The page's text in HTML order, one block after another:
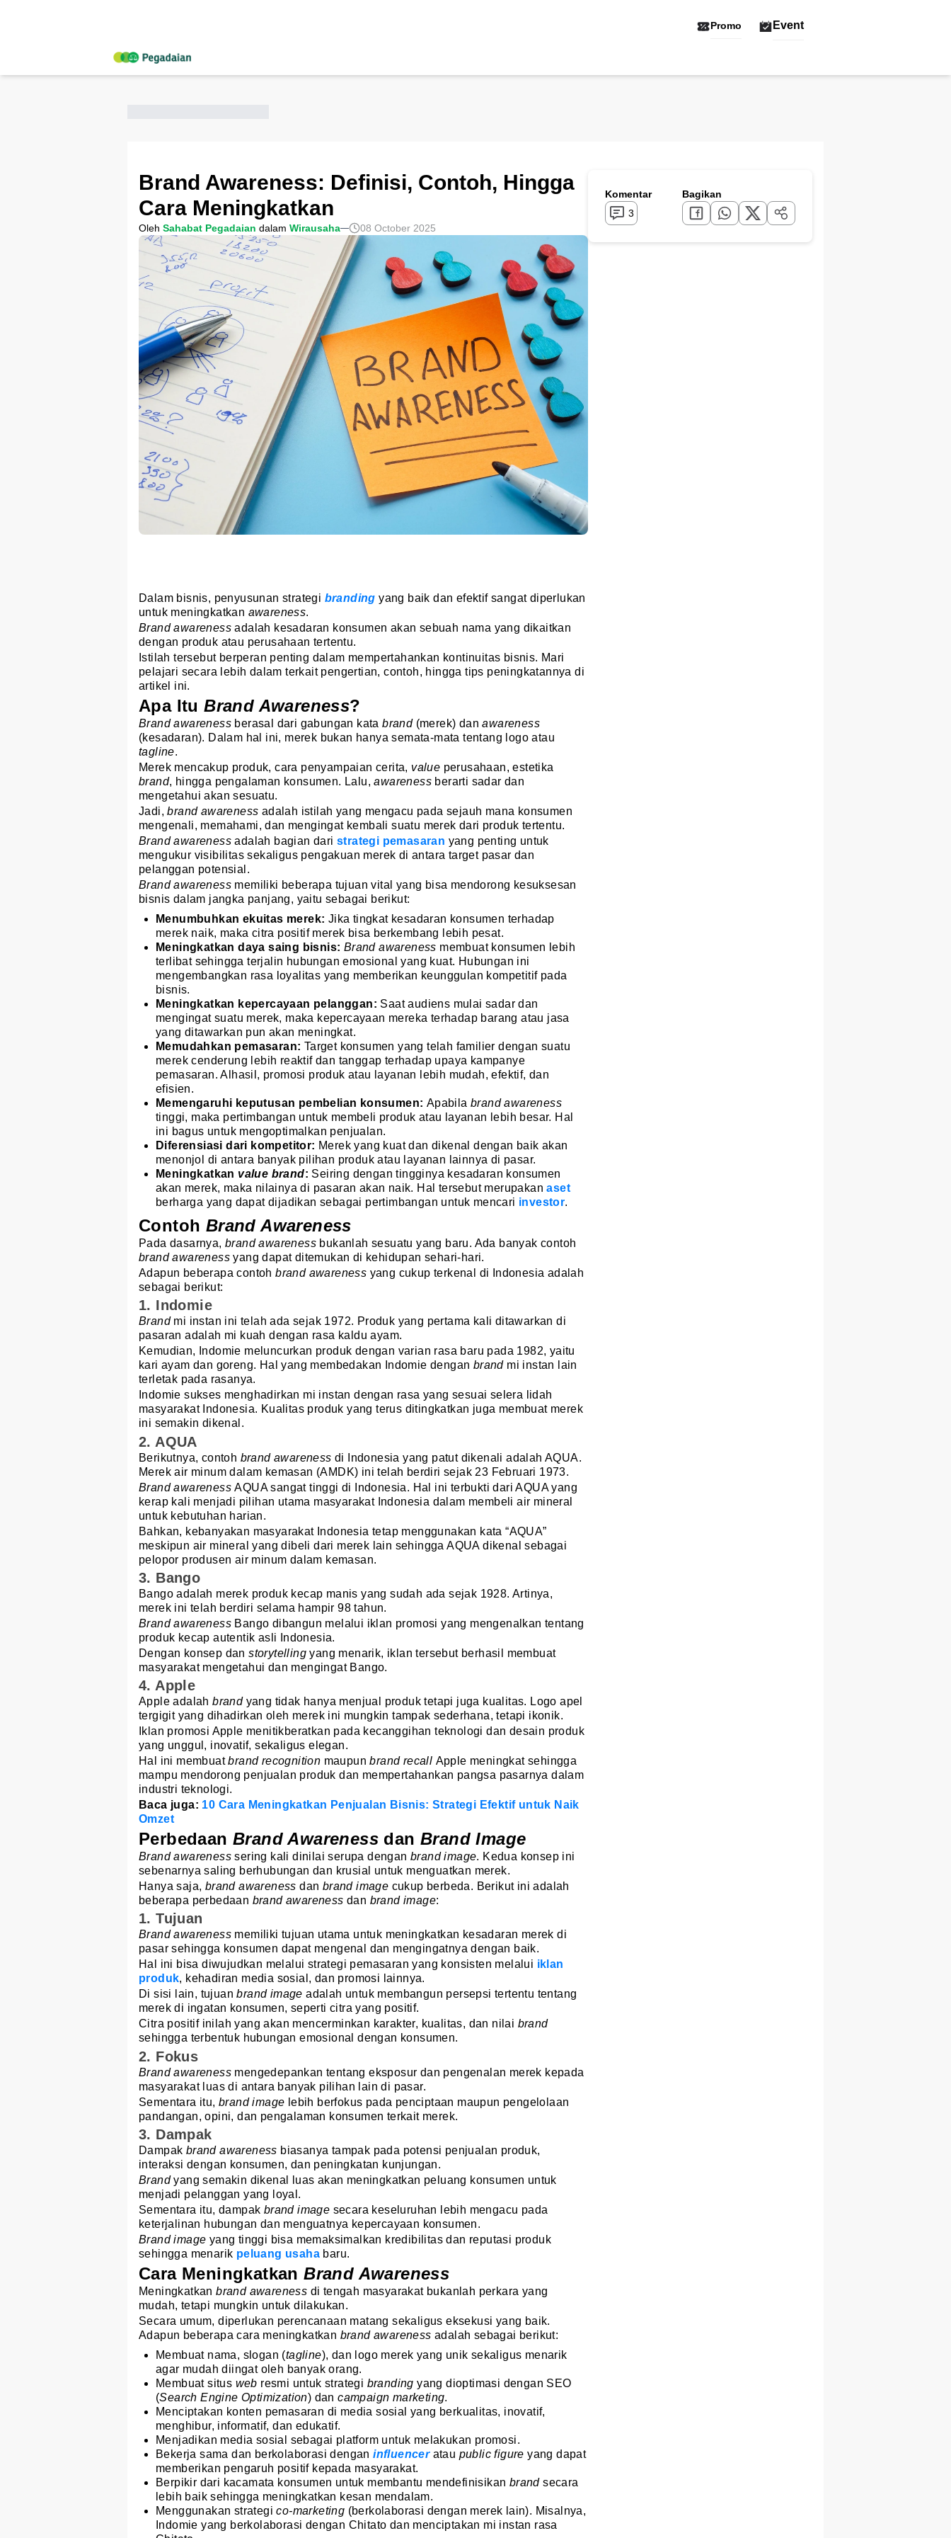
Promo Event
Brand Awareness: Definisi, Contoh, Hingga
Cara Meningkatkan
Oleh Sahabat Pegadaian dalam Wirausaha 08 October 2025
Dalam bisnis, penyusunan strategi branding yang baik dan efektif sangat diperlukan
untuk meningkatkan awareness.
Brand awarenessadalah kesadaran konsumen akan sebuah nama yang dikaitkan
dengan produk atau perusahaan tertentu.
Istilah tersebut berperan penting dalam mempertahankan kontinuitas bisnis. Mari
pelajari secara lebih dalam terkait pengertian, contoh, hingga tips peningkatannya di
artikel ini.
Apa ItuBrand Awareness?
Brand awareness berasal dari gabungan katabrand (merek) danawareness
(kesadaran). Dalam hal ini, merek bukan hanya semata-mata tentang logo atau
tagline.
Merek mencakup produk, cara penyampaian cerita, value perusahaan, estetika
brand, hingga pengalaman konsumen. Lalu,awareness berarti sadar dan
mengetahui akan sesuatu.
Jadi,brand awareness adalah istilah yang mengacu pada sejauh mana konsumen
mengenali, memahami, dan mengingat kembali suatu merek dari produk tertentu.
Brand awarenessadalah bagian daristrategi pemasaran yang penting untuk
mengukur visibilitas sekaligus pengakuan merek di antara target pasar dan
pelanggan potensial.
Brand awareness memiliki beberapa tujuan vital yang bisa mendorong kesuksesan
bisnis dalam jangka panjang, yaitu sebagai berikut:
Menumbuhkan ekuitas merek: Jika tingkat kesadaran konsumen terhadap
merek naik, maka citra positif merek bisa berkembang lebih pesat.
Meningkatkan daya saing bisnis: Brand awareness membuat konsumen lebih
terlibat sehingga terjalin hubungan emosional yang kuat. Hubungan ini
mengembangkan rasa loyalitas yang memberikan keunggulan kompetitif pada
bisnis.
Meningkatkan kepercayaan pelanggan: Saat audiens mulai sadar dan
mengingat suatu merek, maka kepercayaan mereka terhadap barang atau jasa
yang ditawarkan pun akan meningkat.
Memudahkan pemasaran: Target konsumen yang telah familier dengan suatu
merek cenderung lebih reaktif dan tanggap terhadap upaya kampanye
pemasaran. Alhasil, promosi produk atau layanan lebih mudah, efektif, dan
efisien.
Memengaruhi keputusan pembelian konsumen: Apabilabrand awareness
tinggi, maka pertimbangan untuk membeli produk atau layanan lebih besar. Hal
ini bagus untuk mengoptimalkan penjualan.
Diferensiasi dari kompetitor: Merek yang kuat dan dikenal dengan baik akan
menonjol di antara banyak pilihan produk atau layanan lainnya di pasar.
Meningkatkan value brand: Seiring dengan tingginya kesadaran konsumen
akan merek, maka nilainya di pasaran akan naik. Hal tersebut merupakanaset
berharga yang dapat dijadikan sebagai pertimbangan untuk mencari investor.
Contoh Brand Awareness
Pada dasarnya, brand awareness bukanlah sesuatu yang baru. Ada banyak contoh
brand awarenessyang dapat ditemukan di kehidupan sehari-hari.
Adapun beberapa contohbrand awareness yang cukup terkenal di Indonesia adalah
sebagai berikut:
1. Indomie
Brand mi instan ini telah ada sejak 1972. Produk yang pertama kali ditawarkan di
pasaran adalah mi kuah dengan rasa kaldu ayam.
Kemudian, Indomie meluncurkan produk dengan varian rasa baru pada 1982, yaitu
kari ayam dan goreng. Hal yang membedakan Indomie dengan brand mi instan lain
terletak pada rasanya.
Indomie sukses menghadirkan mi instan dengan rasa yang sesuai selera lidah
masyarakat Indonesia. Kualitas produk yang terus ditingkatkan juga membuat merek
ini semakin dikenal.
2. AQUA
Berikutnya, contoh brand awarenessdi Indonesia yang patut dikenali adalah AQUA.
Merek air minum dalam kemasan (AMDK) ini telah berdiri sejak 23 Februari 1973.
Brand awarenessAQUA sangat tinggi di Indonesia. Hal ini terbukti dari AQUA yang
kerap kali menjadi pilihan utama masyarakat Indonesia dalam membeli air mineral
untuk kebutuhan harian.
Bahkan, kebanyakan masyarakat Indonesia tetap menggunakan kata “AQUA”
meskipun air mineral yang dibeli dari merek lain sehingga AQUA dikenal sebagai
pelopor produsen air minum dalam kemasan.
3. Bango
Bango adalah merek produk kecap manis yang sudah ada sejak 1928. Artinya,
merek ini telah berdiri selama hampir 98 tahun.
Brand awareness Bango dibangun melalui iklan promosi yang mengenalkan tentang
produk kecap autentik asli Indonesia.
Dengan konsep danstorytellingyang menarik, iklan tersebut berhasil membuat
masyarakat mengetahui dan mengingat Bango.
4. Apple
Apple adalahbrand yang tidak hanya menjual produk tetapi juga kualitas. Logo apel
tergigit yang dihadirkan oleh merek ini mungkin tampak sederhana, tetapi ikonik.
Iklan promosi Apple menitikberatkan pada kecanggihan teknologi dan desain produk
yang unggul, inovatif, sekaligus elegan.
Hal ini membuatbrand recognition maupunbrand recall Apple meningkat sehingga
mampu mendorong penjualan produk dan mempertahankan pangsa pasarnya dalam
industri teknologi.
Baca juga: 10 Cara Meningkatkan Penjualan Bisnis: Strategi Efektif untuk Naik
Omzet
Perbedaan Brand Awareness dan Brand Image
Brand awarenesssering kali dinilai serupa denganbrand image. Kedua konsep ini
sebenarnya saling berhubungan dan krusial untuk menguatkan merek.
Hanya saja, brand awarenessdan brand image cukup berbeda. Berikut ini adalah
beberapa perbedaan brand awarenessdan brand image:
1. Tujuan
Brand awareness memiliki tujuan utama untuk meningkatkan kesadaran merek di
pasar sehingga konsumen dapat mengenal dan mengingatnya dengan baik.
Hal ini bisa diwujudkan melalui strategi pemasaran yang konsisten melalui iklan
produk, kehadiran media sosial, dan promosi lainnya.
Di sisi lain, tujuanbrand imageadalah untuk membangun persepsi tertentu tentang
merek di ingatan konsumen, seperti citra yang positif.
Citra positif inilah yang akan mencerminkan karakter, kualitas, dan nilai brand
sehingga terbentuk hubungan emosional dengan konsumen.
2. Fokus
Brand awareness mengedepankan tentang eksposur dan pengenalan merek kepada
masyarakat luas di antara banyak pilihan lain di pasar.
Sementara itu, brand image lebih berfokus pada penciptaan maupun pengelolaan
pandangan, opini, dan pengalaman konsumen terkait merek.
3. Dampak
Dampak brand awareness biasanya tampak pada potensi penjualan produk,
interaksi dengan konsumen, dan peningkatan kunjungan.
Brandyang semakin dikenal luas akan meningkatkan peluang konsumen untuk
menjadi pelanggan yang loyal.
Sementara itu, dampak brand image secara keseluruhan lebih mengacu pada
keterjalinan hubungan dan menguatnya kepercayaan konsumen.
Brand image yang tinggi bisa memaksimalkan kredibilitas dan reputasi produk
sehingga menarik peluang usaha baru.
Cara MeningkatkanBrand Awareness
Meningkatkanbrand awareness di tengah masyarakat bukanlah perkara yang
mudah, tetapi mungkin untuk dilakukan.
Secara umum, diperlukan perencanaan matang sekaligus eksekusi yang baik.
Adapun beberapa cara meningkatkan brand awarenessadalah sebagai berikut:
Membuat nama, slogan (tagline), dan logo merek yang unik sekaligus menarik
agar mudah diingat oleh banyak orang.
Membuat situs web resmi untuk strategi branding yang dioptimasi dengan SEO
(Search Engine Optimization) dancampaign marketing.
Menciptakan konten pemasaran di media sosial yang berkualitas, inovatif,
menghibur, informatif, dan edukatif.
Menjadikan media sosial sebagai platform untuk melakukan promosi.
Bekerja sama dan berkolaborasi denganinfluenceratau public figure yang dapat
memberikan pengaruh positif kepada masyarakat.
Berpikir dari kacamata konsumen untuk membantu mendefinisikan brandsecara
lebih baik sehingga meningkatkan kesan mendalam.
Menggunakan strategico-marketing (berkolaborasi dengan merek lain). Misalnya,
Indomie yang berkolaborasi dengan Chitato dan menciptakan mi instan rasa
Komentar
3
Bagikan